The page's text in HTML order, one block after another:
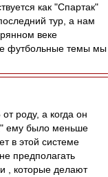
как "Спартак"
тур, а нам
веке
футбольные темы мы
роду, а когда он
ему было меньше
в этой системе
предполагать
, которые делают